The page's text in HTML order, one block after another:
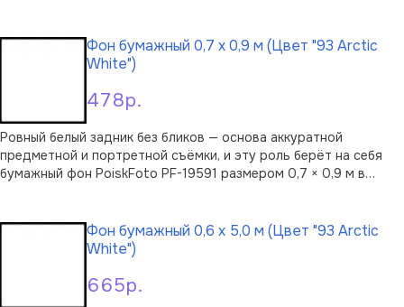
478р.
Фон бумажный 0,7 х 0,9 м (Цвет "93 Arctic
White")
Ровный белый задник без бликов — основа аккуратной
предметной и портретной съёмки, и эту роль берёт на себя
бумажный фон PoiskFoto PF-19591 размером 0,7 × 0,9 м в
фона, а свет ложится мяг …
665р.
Фон бумажный 0,6 х 5,0 м (Цвет "93 Arctic
White")